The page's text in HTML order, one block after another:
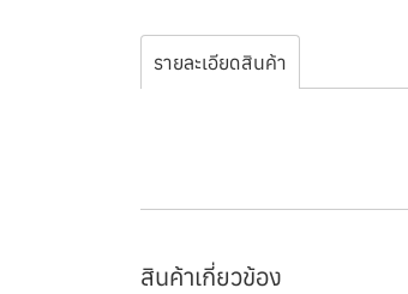
รายละเอียดสินค้า
สินค้าเกี่ยวข้อง